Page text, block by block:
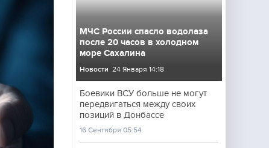
МЧС России спасло водолаза
после 20 часов в холодном
море Сахалина
Новости 24 Января 14:18
Боевики ВСУ больше не могут
передвигаться между своих
позиций в Донбассе
16 Сентября 05:54